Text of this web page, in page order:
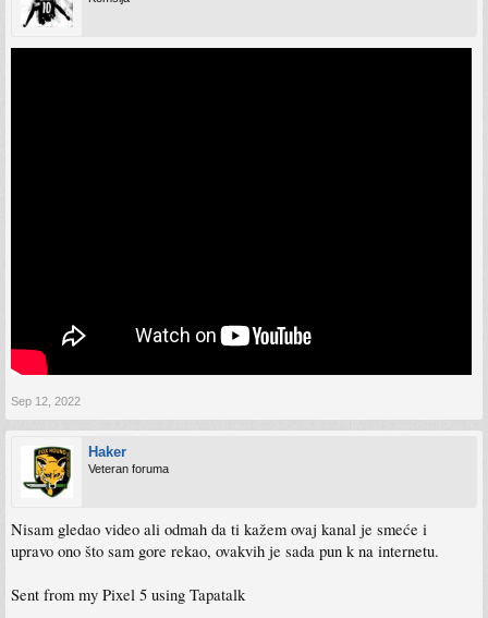
Sep 12, 2022
Haker
Veteran foruma
Nisam gledao video ali odmah da ti kažem ovaj kanal je smeće i
upravo ono što sam gore rekao, ovakvih je sada pun k na internetu.
Sent from my Pixel 5 using Tapatalk